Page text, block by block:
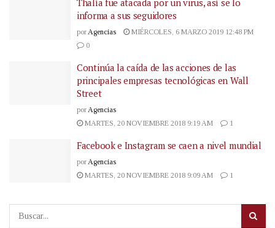
informa a sus seguidores
por Agencias
MIÉRCOLES, 6 MARZO 2019 12:48 PM
0
Continúa la caída de las acciones de las
principales empresas tecnológicas en Wall
Street
por Agencias
MARTES, 20 NOVIEMBRE 2018 9:19 AM
1
Facebook e Instagram se caen a nivel mundial
por Agencias
MARTES, 20 NOVIEMBRE 2018 9:09 AM
1